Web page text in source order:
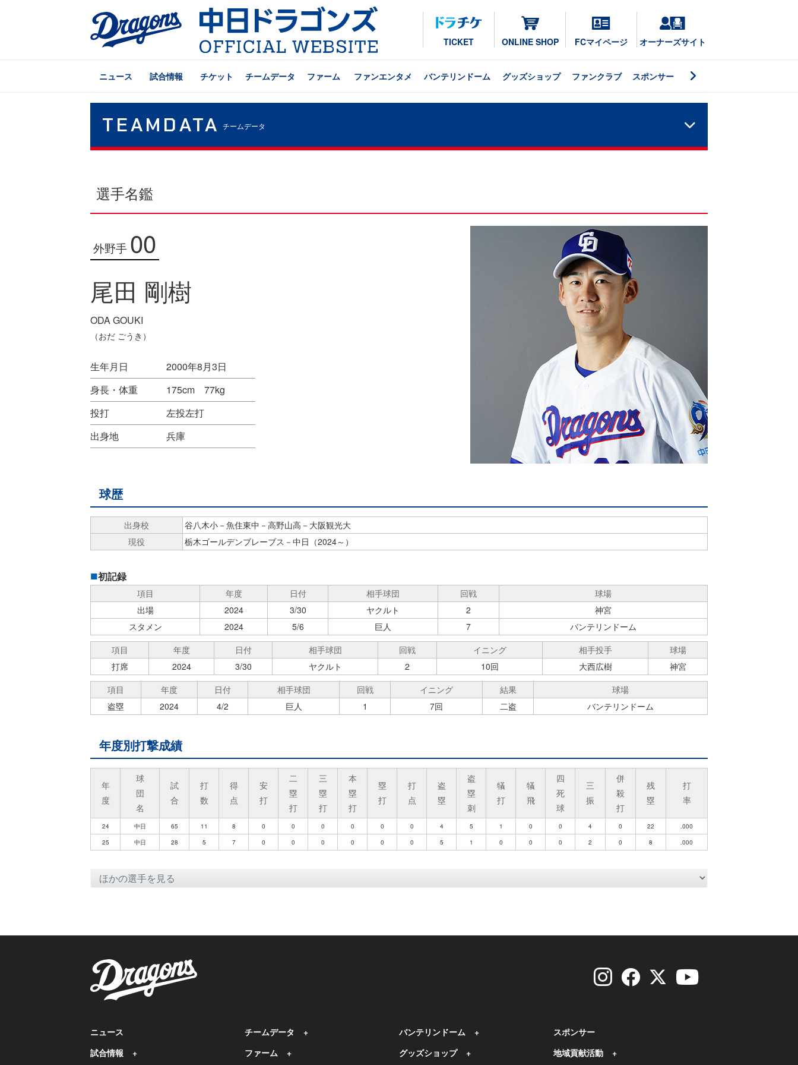
TICKET ONLINE SHOP FCマイページ オーナーズサイト
ニュース 試合情報 チケット チームデータ ファーム ファンエンタメ バンテリンドーム グッズショップ ファンクラブ スポンサー
TEAMDATA チームデータ
選手名鑑
外野手 00
尾田 剛樹
ODA GOUKI
（おだ ごうき）
生年月日
2000年8月3日
身長・体重
175cm 77kg
投打
左投左打
出身地
兵庫
球歴
出身校
谷八木小－魚住東中－高野山高－大阪観光大
現役
栃木ゴールデンブレーブス－中日（2024～）
初記録
項目 年度 日付 相手球団 回戦
球場
出場
2024 3/30 ヤクルト 2
神宮
スタメン
2024 5/6 巨人 7
バンテリンドーム
項目
年度 日付 相手球団 回戦 イニング 相手投手
球場
打席
2024 3/30 ヤクルト 2 10回 大西広樹
神宮
項目
年度 日付 相手球団 回戦 イニング 結果
球場
盗塁
2024 4/2 巨人 1 7回 二盗 バンテリンドーム
年度別打撃成績
年
度
球
団
名
試
合
打
数
得
点
安
打
二
塁
打
三
塁
打
本
塁
打
塁
打
打
点
盗
塁
盗
塁
刺
犠
打
犠
飛
四
死
球
三
振
併
殺
打
残
塁
打
率
24 中日 65 11 8 0 0 0 0 0 0 4 5 1 0 0 4 0 22
.000
25
中日 28 5 7 0 0 0 0 0 0 5 1 0 0 0 2 0 8 .000
ニュース
試合情報
チームデータ
ファーム
バンテリンドーム
グッズショップ
スポンサー
地域貢献活動